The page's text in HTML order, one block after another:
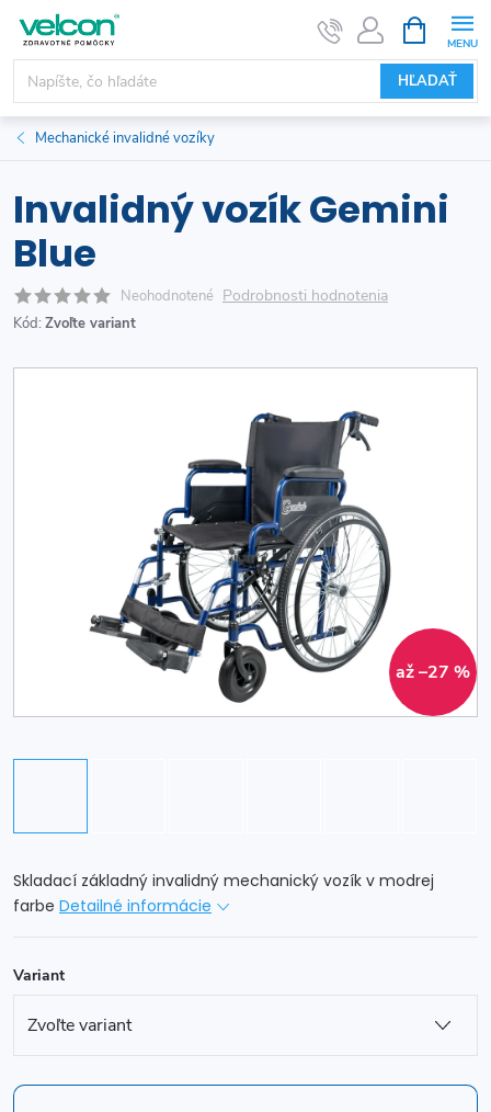
obsah
HĽADAŤ
KOŠÍK
Mechanické invalidné vozíky
Invalidný vozík Gemini
Blue
Neohodnotené Podrobnosti hodnotenia
Kód: Zvoľte variant
až –27 %
Skladací základný invalidný mechanický vozík v modrej
farbe Detailné informácie
Variant